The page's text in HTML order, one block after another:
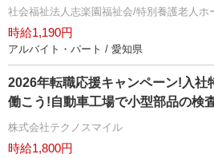
社会福祉法人志楽園福祉会/特別養護老人ホ
時給1,190円
アルバイト・パート / 愛知県
2026年転職応援キャンペーン!入社
働こう!自動車工場で小型部品の検
株式会社テクノスマイル
時給1,800円